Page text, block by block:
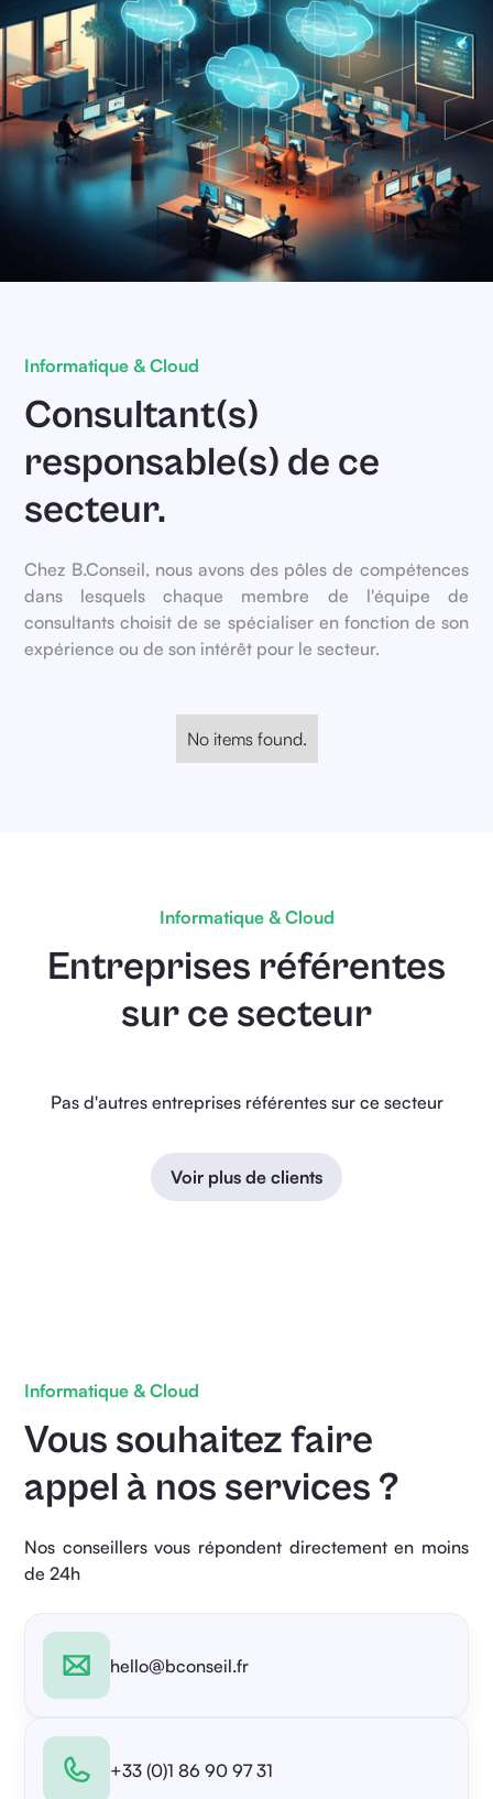
Informatique & Cloud
Consultant(s)
responsable(s) de ce
secteur.
Chez B.Conseil, nous avons des pôles de compétences
dans lesquels chaque membre de l'équipe de
consultants choisit de se spécialiser en fonction de son
expérience ou de son intérêt pour le secteur.
No items found.
Informatique & Cloud
Entreprises référentes
sur ce secteur
Pas d'autres entreprises référentes sur ce secteur
Voir plus de clients
Informatique & Cloud
Vous souhaitez faire
appel à nos services ?
Nos conseillers vous répondent directement en moins
de 24h
hello@bconseil.fr
+33 (0)1 86 90 97 31